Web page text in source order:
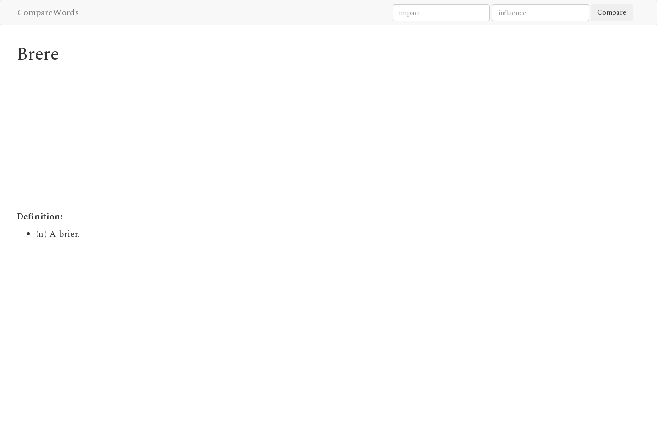
CompareWords Compare
Brere
Definition:
(n.) A brier.